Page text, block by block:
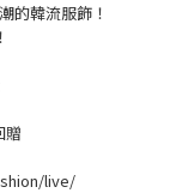
的韓流服飾！
贈
live/